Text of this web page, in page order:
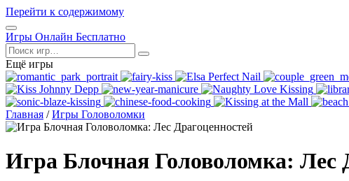
Перейти к содержимому
Открыть
меню
Игры Онлайн Бесплатно
Поиск
Ещё игры
Главная / Игры Головоломки
Игра Блочная Головоломка: Лес